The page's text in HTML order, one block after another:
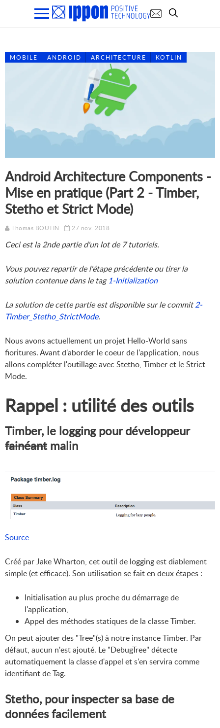
MOBILE ANDROID ARCHITECTURE KOTLIN
Android Architecture Components -
Mise en pratique (Part 2 - Timber,
Stetho et Strict Mode)
Thomas BOUTIN 27 nov. 2018
Ceci est la 2nde partie d'un lot de 7 tutoriels.
Vous pouvez repartir de l'étape précédente ou tirer la
solution contenue dans le tag1-Initialization
La solution de cette partie est disponible sur le commit2-
Timber_Stetho_StrictMode.
Nous avons actuellement un projet Hello-World sans
fioritures. Avant d'aborder le coeur de l'application, nous
allons compléter l'outillage avec Stetho, Timber et le Strict
Mode.
Rappel : utilité des outils
Timber, le logging pour développeur
fainéantmalin
Source
Créé par Jake Wharton, cet outil de logging est diablement
simple (et efficace). Son utilisation se fait en deux étapes :
Initialisation au plus proche du démarrage de
l'application,
Appel des méthodes statiques de la classe Timber.
On peut ajouter des "Tree"(s) à notre instance Timber. Par
défaut, aucun n'est ajouté. Le "DebugTree" détecte
automatiquement la classe d'appel et s'en servira comme
identifiant de Tag.
Stetho, pour inspecter sa base de
données facilement